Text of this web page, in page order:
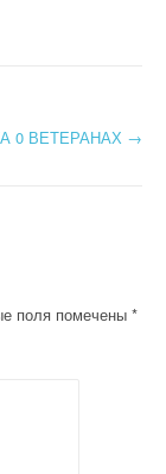
0 ВЕТЕРАНАХ →
поля помечены *